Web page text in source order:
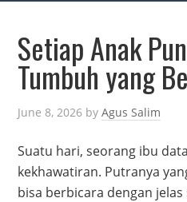
Setiap Anak
Tumbuh yang
June 8, 2026 byAgus Salim
Suatu hari, seorang ibu
kekhawatiran. Putranya
bisa berbicara dengan